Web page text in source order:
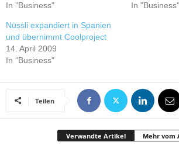
In "Business"
In "Business"
Nüssli expandiert in Spanien
und übernimmt Coolproject
14. April 2009
In "Business"
Teilen
Verwandte Artikel Mehr vom